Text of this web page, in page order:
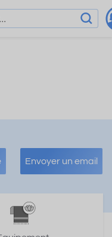
Envoyer un email